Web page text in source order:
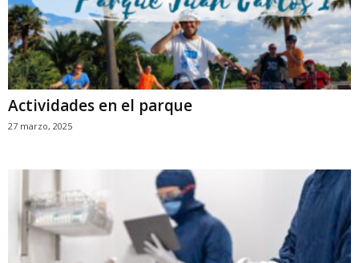
Actividades en el parque
27 marzo, 2025